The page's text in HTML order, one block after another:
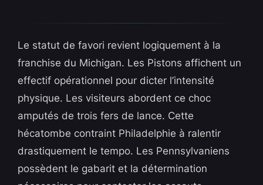
Le statut de favori revient logiquement à la
franchise du Michigan. Les Pistons affichent un
effectif opérationnel pour dicter l’intensité
physique. Les visiteurs abordent ce choc
amputés de trois fers de lance. Cette
hécatombe contraint Philadelphie à ralentir
drastiquement le tempo. Les Pennsylvaniens
possèdent le gabarit et la détermination